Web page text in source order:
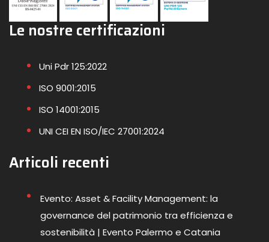
Le nostre certificazioni
Uni Pdr 125:2022
ISO 9001:2015
ISO 14001:2015
UNI CEI EN ISO/IEC 27001:2024
Articoli recenti
Evento: Asset & Facility Management: la
governance del patrimonio tra efficienza e
sostenibilità | Evento Palermo e Catania